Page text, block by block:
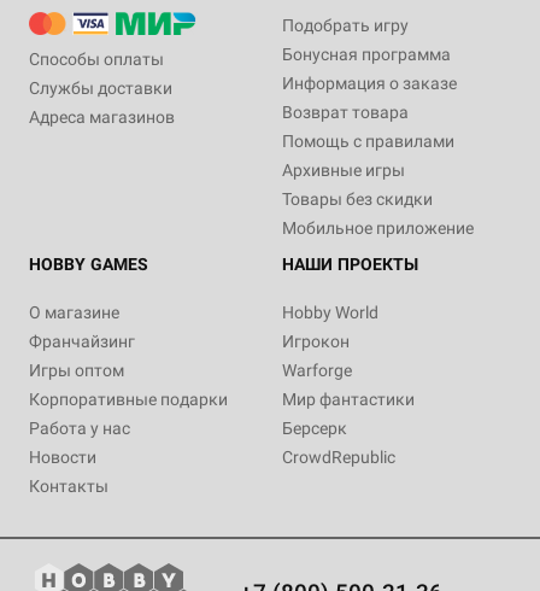
Способы оплаты
Службы доставки
Адреса магазинов
Подобрать игру
Бонусная программа
Информация о заказе
Возврат товара
Помощь с правилами
Архивные игры
Товары без скидки
Мобильное приложение
HOBBY GAMES
О магазине
Франчайзинг
Игры оптом
Корпоративные подарки
Работа у нас
Новости
Контакты
НАШИ ПРОЕКТЫ
Hobby World
Игрокон
Warforge
Мир фантастики
Берсерк
CrowdRepublic